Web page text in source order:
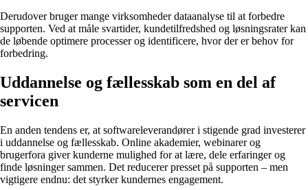
Derudover bruger mange virksomheder dataanalyse til at forbedre
supporten. Ved at måle svartider, kundetilfredshed og løsningsrater kan
de løbende optimere processer og identificere, hvor der er behov for
forbedring.
Uddannelse og fællesskab som en del af
servicen
En anden tendens er, at softwareleverandører i stigende grad investerer
i uddannelse og fællesskab. Online akademier, webinarer og
brugerfora giver kunderne mulighed for at lære, dele erfaringer og
finde løsninger sammen. Det reducerer presset på supporten – men
vigtigere endnu: det styrker kundernes engagement.